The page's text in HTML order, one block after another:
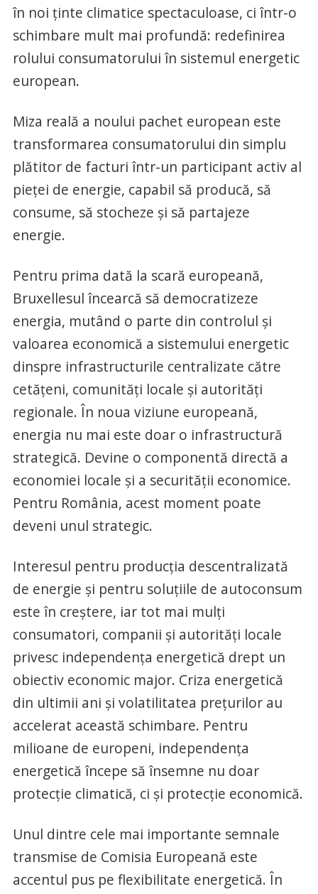
în noi ținte climatice spectaculoase, ci într-o
schimbare mult mai profundă: redefinirea
rolului consumatorului în sistemul energetic
european.
Miza reală a noului pachet european este
transformarea consumatorului din simplu
plătitor de facturi într-un participant activ al
pieței de energie, capabil să producă, să
consume, să stocheze și să partajeze
energie.
Pentru prima dată la scară europeană,
Bruxellesul încearcă să democratizeze
energia, mutând o parte din controlul și
valoarea economică a sistemului energetic
dinspre infrastructurile centralizate către
cetățeni, comunități locale și autorități
regionale. În noua viziune europeană,
energia nu mai este doar o infrastructură
strategică. Devine o componentă directă a
economiei locale și a securității economice.
Pentru România, acest moment poate
deveni unul strategic.
Interesul pentru producția descentralizată
de energie și pentru soluțiile de autoconsum
este în creștere, iar tot mai mulți
consumatori, companii și autorități locale
privesc independența energetică drept un
obiectiv economic major. Criza energetică
din ultimii ani și volatilitatea prețurilor au
accelerat această schimbare. Pentru
milioane de europeni, independența
energetică începe să însemne nu doar
protecție climatică, ci și protecție economică.
Unul dintre cele mai importante semnale
transmise de Comisia Europeană este
accentul pus pe flexibilitate energetică. În